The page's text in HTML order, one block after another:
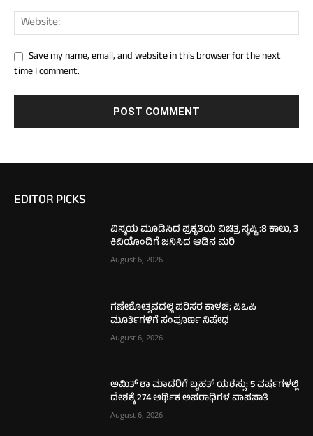
Save my name, email, and website in this browser for the next
time I comment.
EDITOR PICKS
ವಿಸ್ಮಯ ಮೂಡಿಸಿದ ಪ್ರಕೃತಿಯ ವಿಚಿತ್ರ ಸೃಷ್ಟಿ :8 ಕಾಲು, 3
ಕಿವಿಯೊಂದಿಗೆ ಜನಿಸಿದ ಆಡಿನ ಮರಿ
August 6, 2026
ಗಣೇಶೋತ್ಸವದಲ್ಲಿ ಪರಿಸರ ಕಾಳಜಿ; ಪಿಒಪಿ
ಮೂರ್ತಿಗಳಿಗೆ ಸಂಪೂರ್ಣ ನಿಷೇಧ
August 6, 2026
ಅಮಿತ್ ಶಾ ಮಾದರಿಗೆ ಬೃಹತ್ ಯಶಸ್ಸು: 5 ವರ್ಷಗಳಲ್ಲಿ
ದೇಶಕ್ಕೆ 274 ಆರ್ಥಿಕ ಅಪರಾಧಿಗಳ ವಾಪಸಾತಿ
August 6, 2026